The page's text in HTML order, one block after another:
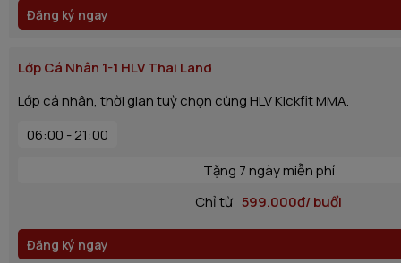
Đăng ký ngay
Lớp Cá Nhân 1-1 HLV Thai Land
Lớp cá nhân, thời gian tuỳ chọn cùng HLV Kickfit MMA.
06:00 - 21:00
Tặng 7 ngày miễn phí
Chỉ từ 599.000đ/ buổi
Đăng ký ngay